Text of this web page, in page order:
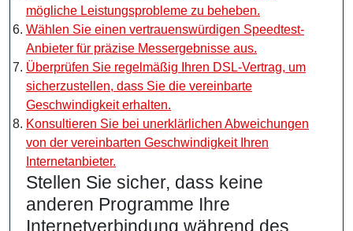
mögliche Leistungsprobleme zu beheben.
Wählen Sie einen vertrauenswürdigen Speedtest-
Anbieter für präzise Messergebnisse aus.
Überprüfen Sie regelmäßig Ihren DSL-Vertrag, um
sicherzustellen, dass Sie die vereinbarte
Geschwindigkeit erhalten.
Konsultieren Sie bei unerklärlichen Abweichungen
von der vereinbarten Geschwindigkeit Ihren
Internetanbieter.
Stellen Sie sicher, dass keine
anderen Programme Ihre
Internetverbindung während des